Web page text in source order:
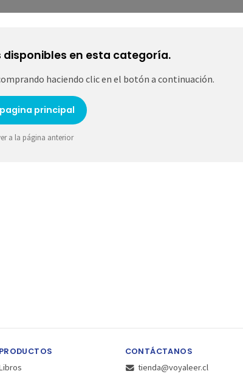
en esta categoría.
haciendo clic en el botón a continuación.
principal
a la página anterior
PRODUCTOS CONTÁCTANOS
tienda@voyaleer.cl